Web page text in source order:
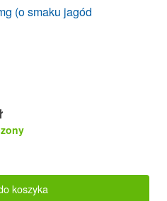
(o smaku jagód
koszyka